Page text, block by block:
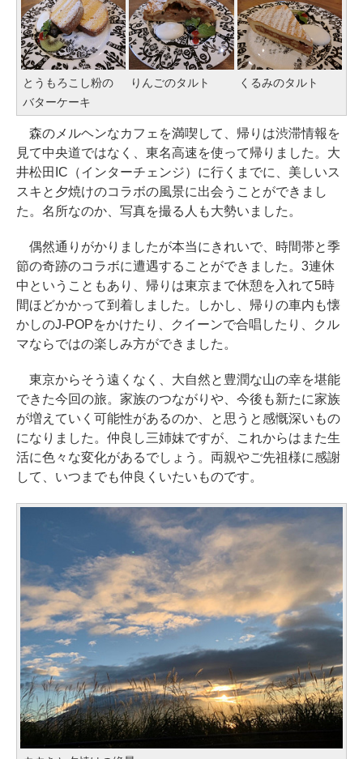
とうもろこし粉の
バターケーキ
りんごのタルト くるみのタルト
森のメルヘンなカフェを満喫して、帰りは渋滞情報を
見て中央道ではなく、東名高速を使って帰りました。大
井松田IC（インターチェンジ）に行くまでに、美しいス
スキと夕焼けのコラボの風景に出会うことができまし
た。名所なのか、写真を撮る人も大勢いました。
偶然通りがかりましたが本当にきれいで、時間帯と季
節の奇跡のコラボに遭遇することができました。3連休
中ということもあり、帰りは東京まで休憩を入れて5時
間ほどかかって到着しました。しかし、帰りの車内も懐
かしのJ-POPをかけたり、クイーンで合唱したり、クル
マならではの楽しみ方ができました。
東京からそう遠くなく、大自然と豊潤な山の幸を堪能
できた今回の旅。家族のつながりや、今後も新たに家族
が増えていく可能性があるのか、と思うと感慨深いもの
になりました。仲良し三姉妹ですが、これからはまた生
活に色々な変化があるでしょう。両親やご先祖様に感謝
して、いつまでも仲良くいたいものです。